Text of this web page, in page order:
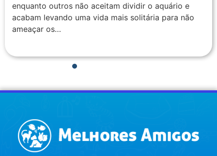
enquanto outros não aceitam dividir o aquário e
acabam levando uma vida mais solitária para não
ameaçar os…